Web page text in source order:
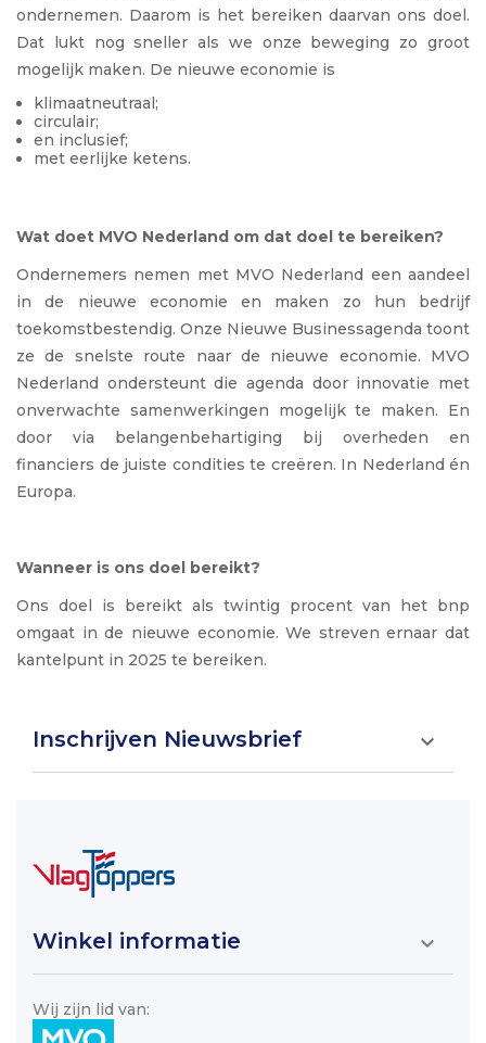
ondernemen. Daarom is het bereiken daarvan ons doel.
Dat lukt nog sneller als we onze beweging zo groot
mogelijk maken. De nieuwe economie is
klimaatneutraal;
circulair;
en inclusief;
met eerlijke ketens.
Wat doet MVO Nederland om dat doel te bereiken?
Ondernemers nemen met MVO Nederland een aandeel
in de nieuwe economie en maken zo hun bedrijf
toekomstbestendig. Onze Nieuwe Businessagenda toont
ze de snelste route naar de nieuwe economie. MVO
Nederland ondersteunt die agenda door innovatie met
onverwachte samenwerkingen mogelijk te maken. En
door via belangenbehartiging bij overheden en
financiers de juiste condities te creëren. In Nederland én
Europa.
Wanneer is ons doel bereikt?
Ons doel is bereikt als twintig procent van het bnp
omgaat in de nieuwe economie. We streven ernaar dat
kantelpunt in 2025 te bereiken.
Inschrijven Nieuwsbrief 
Winkel informatie 
Wij zijn lid van: